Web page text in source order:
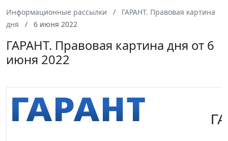
Информационные рассылки
ГАРАНТ. Правовая картина
дня
6 июня 2022
ГАРАНТ. Правовая картина дня от 6
июня 2022